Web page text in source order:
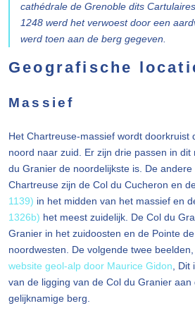
cathédrale de Grenoble dits
1248 werd het verwoest door een
werd toen aan de berg gegeven.
Geografische
Massief
Het Chartreuse-massief wordt doorkruist
noord naar zuid. Er zijn drie passen in
du Granier de noordelijkste is. De
Chartreuse zijn de Col du Cucheron en
1139) in het midden van het massief en
1326b) het meest zuidelijk. De Col du
Granier in het zuidoosten en de Pointe
noordwesten. De volgende twee
website geol-alp door Maurice Gidon ,
van de ligging van de Col du Granier aan
gelijknamige berg.